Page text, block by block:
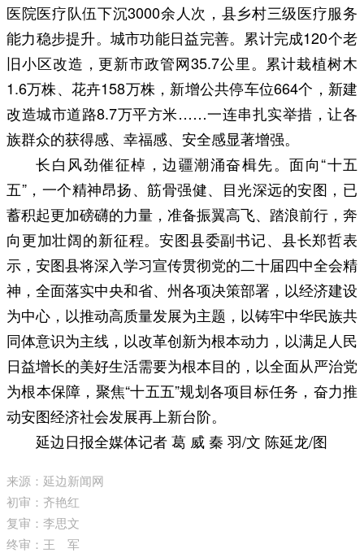
医院医疗队伍下沉3000余人次，县乡村三级医疗服务
能力稳步提升。城市功能日益完善。累计完成120个老
旧小区改造，更新市政管网35.7公里。累计栽植树木
1.6万株、花卉158万株，新增公共停车位664个，新建
改造城市道路8.7万平方米……一连串扎实举措，让各
族群众的获得感、幸福感、安全感显著增强。
长白风劲催征棹，边疆潮涌奋楫先。面向“十五
五”，一个精神昂扬、筋骨强健、目光深远的安图，已
蓄积起更加磅礴的力量，准备振翼高飞、踏浪前行，奔
向更加壮阔的新征程。安图县委副书记、县长郑哲表
示，安图县将深入学习宣传贯彻党的二十届四中全会精
神，全面落实中央和省、州各项决策部署，以经济建设
为中心，以推动高质量发展为主题，以铸牢中华民族共
同体意识为主线，以改革创新为根本动力，以满足人民
日益增长的美好生活需要为根本目的，以全面从严治党
为根本保障，聚焦“十五五”规划各项目标任务，奋力推
动安图经济社会发展再上新台阶。
延边日报全媒体记者 葛 威 秦 羽/文 陈延龙/图
来源：延边新闻网
初审：齐艳红
复审：李思文
终审：王 军